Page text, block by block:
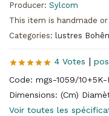
Producer: Sylcom
This item is handmade
Categories: lustres
4 Votes |
Code: mgs-1059/10+5K-
Dimensions: (Cm)
Voir toutes les